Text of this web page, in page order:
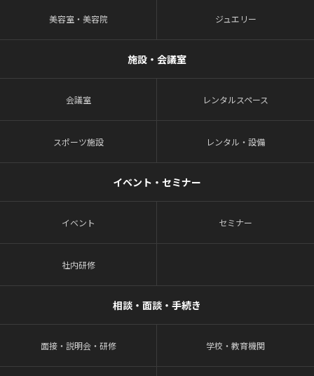
美容室・美容院 ジュエリー
施設・会議室
会議室 レンタルスペース
スポーツ施設 レンタル・設備
イベント・セミナー
イベント セミナー
社内研修
相談・面談・手続き
面接・説明会・研修 学校・教育機関